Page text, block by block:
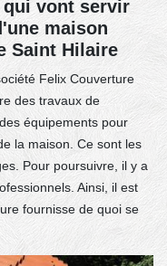
vont servir
maison
Saint Hilaire
Felix Couverture
des travaux de
équipements pour
la maison. Ce sont les
Pour poursuivre, il y a
Ainsi, il est
fournisse de quoi se